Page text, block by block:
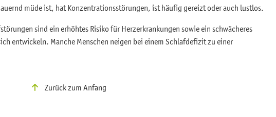
müde ist, hat Konzentrationsstörungen, ist häufig gereizt oder auch lustlos.
sind ein erhöhtes Risiko für Herzerkrankungen sowie ein schwächeres
entwickeln. Manche Menschen neigen bei einem Schlafdefizit zu einer
Zurück zum Anfang